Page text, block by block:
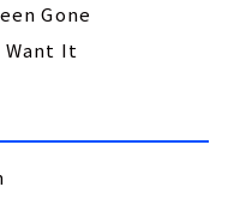
Gone
Want It